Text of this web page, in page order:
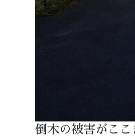
倒木の被害がこ